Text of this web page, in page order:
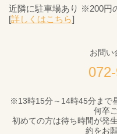
近隣に駐車場あり ※200円
[詳しくはこちら]
お問い
※13時15分～14時45分まで
何卒
初めての方は待ち時間が発
約をお